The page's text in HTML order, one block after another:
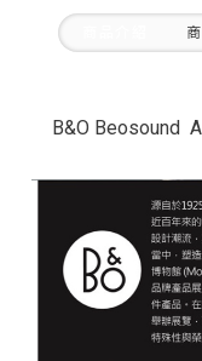
B&O Beosound